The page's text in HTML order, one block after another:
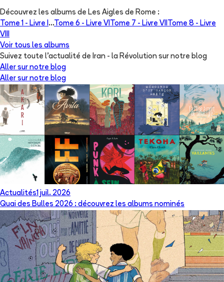
Découvrez les albums de Les Aigles de Rome :
Tome 1 - Livre I ...Tome 6 - Livre VI Tome 7 - Livre VII Tome 8 - Livre
VIII
Voir tous les albums
Suivez toute l'actualité de Iran - la Révolution sur notre blog
Aller sur notre blog
Aller sur notre blog
Actualités1 juil. 2026
Quai des Bulles 2026 : découvrez les albums nominés